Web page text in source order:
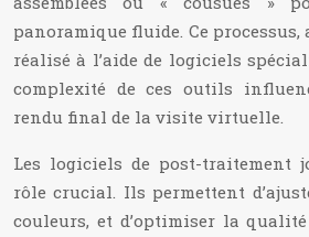
panoramique fluide. Ce
réalisé à l’aide de logiciels
complexité de ces outils
rendu final de la visite virtuelle.
Les logiciels de post-traitement
rôle crucial. Ils permettent
couleurs, et d’optimiser la